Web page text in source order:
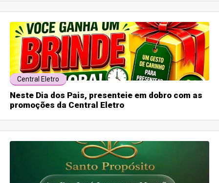
Central Eletro
Neste Dia dos Pais, presenteie em dobro com as
promoções da Central Eletro